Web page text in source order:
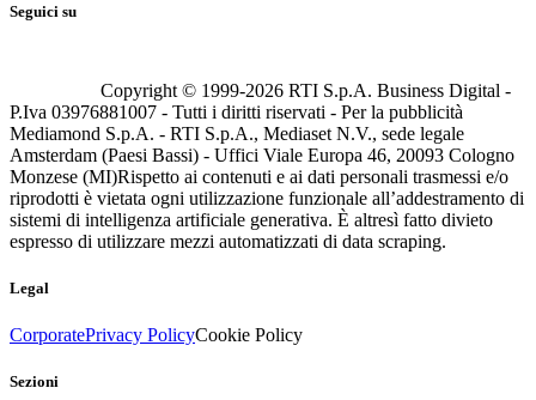
Seguici su
Copyright © 1999-2026 RTI S.p.A. Business Digital -
P.Iva 03976881007 - Tutti i diritti riservati - Per la pubblicità
Mediamond S.p.A. - RTI S.p.A., Mediaset N.V., sede legale
Amsterdam (Paesi Bassi) - Uffici Viale Europa 46, 20093 Cologno
Monzese (MI)Rispetto ai contenuti e ai dati personali trasmessi e/o
riprodotti è vietata ogni utilizzazione funzionale all’addestramento di
sistemi di intelligenza artificiale generativa. È altresì fatto divieto
espresso di utilizzare mezzi automatizzati di data scraping.
Legal
CorporatePrivacy PolicyCookie Policy
Sezioni